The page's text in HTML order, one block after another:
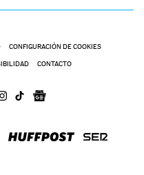
CONFIGURACIÓN DE COOKIES
CONTACTO